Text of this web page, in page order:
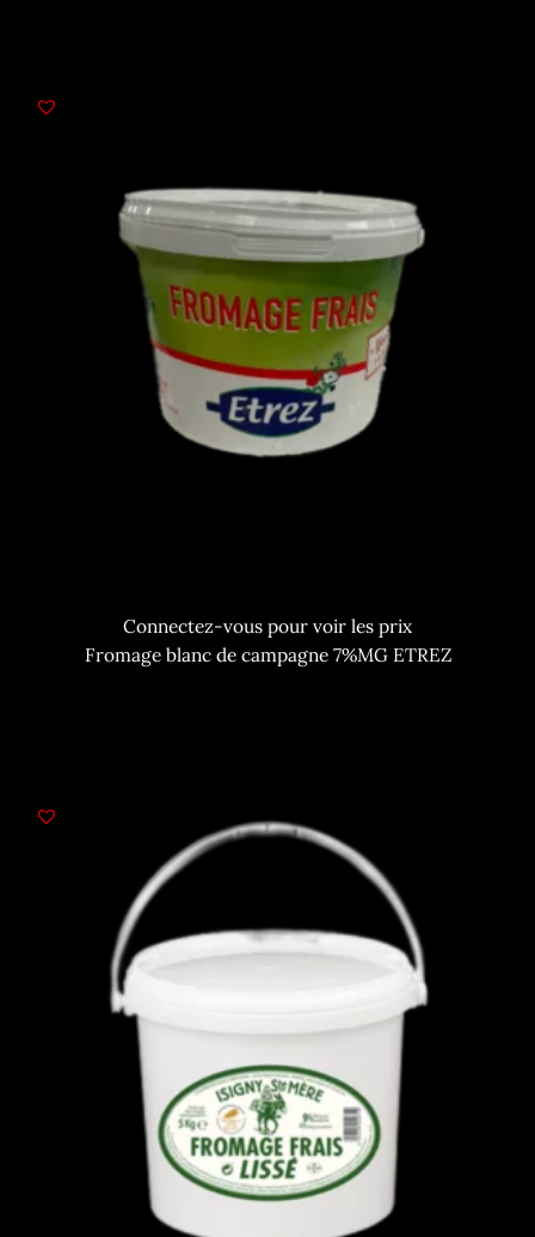
Connectez-vous pour voir les prix
Fromage blanc de campagne 7%MG ETREZ